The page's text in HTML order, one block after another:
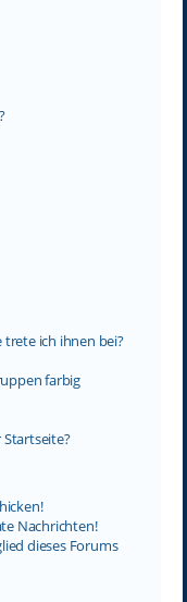
ich ihnen bei?
farbig
Startseite?
Nachrichten!
dieses Forums